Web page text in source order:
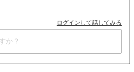
ログインして話してみる